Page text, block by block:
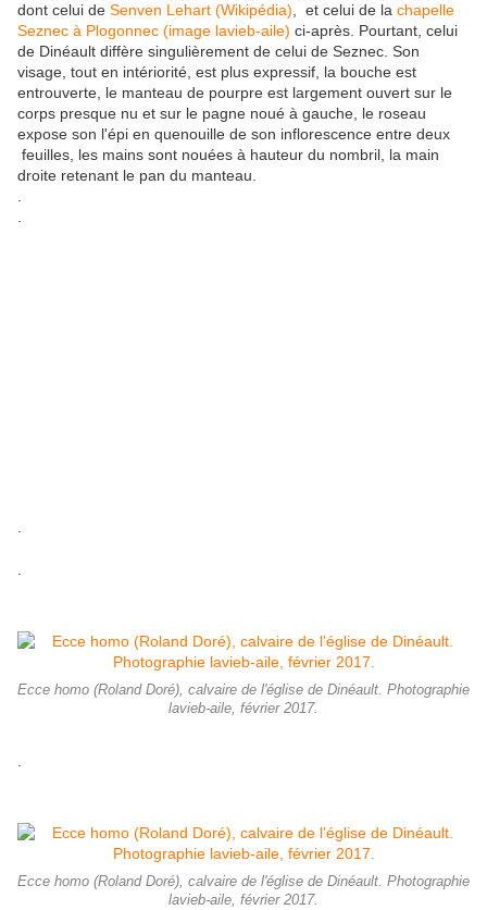
dont celui de Senven Lehart (Wikipédia) , et celui de la chapelle
Seznec à Plogonnec (image lavieb-aile) ci-après. Pourtant, celui
de Dinéault diffère singulièrement de celui de Seznec. Son
visage, tout en intériorité, est plus expressif, la bouche est
entrouverte, le manteau de pourpre est largement ouvert sur le
corps presque nu et sur le pagne noué à gauche, le roseau
expose son l'épi en quenouille de son inflorescence entre deux
feuilles, les mains sont nouées à hauteur du nombril, la main
droite retenant le pan du manteau.
Ecce homo (Roland Doré), calvaire de l'église de Dinéault. Photographie
lavieb-aile, février 2017.
Ecce homo (Roland Doré), calvaire de l'église de Dinéault. Photographie
lavieb-aile, février 2017.